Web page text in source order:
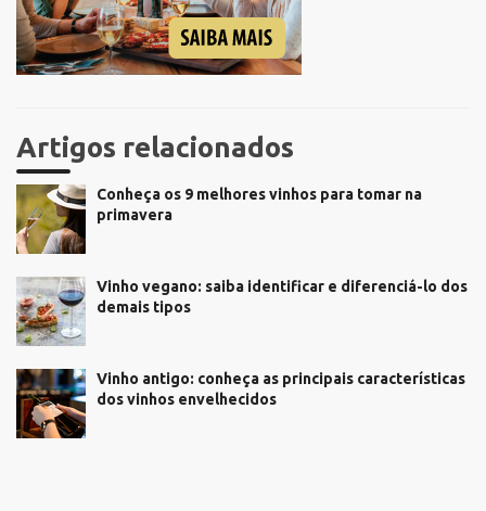
Artigos relacionados
Conheça os 9 melhores vinhos para tomar na
primavera
Vinho vegano: saiba identificar e diferenciá-lo dos
demais tipos
Vinho antigo: conheça as principais características
dos vinhos envelhecidos